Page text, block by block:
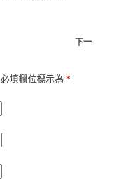
下一
必填欄位標示為 *